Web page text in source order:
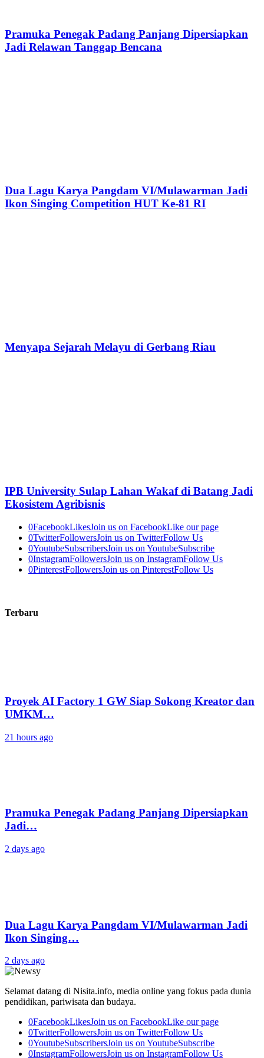
Pramuka Penegak Padang Panjang Dipersiapkan
Jadi Relawan Tanggap Bencana
Dua Lagu Karya Pangdam VI/Mulawarman Jadi
Ikon Singing Competition HUT Ke-81 RI
Menyapa Sejarah Melayu di Gerbang Riau
IPB University Sulap Lahan Wakaf di Batang Jadi
Ekosistem Agribisnis
0FacebookLikesJoin us on FacebookLike our page
0TwitterFollowersJoin us on TwitterFollow Us
0YoutubeSubscribersJoin us on YoutubeSubscribe
0InstagramFollowersJoin us on InstagramFollow Us
0PinterestFollowersJoin us on PinterestFollow Us
Terbaru
Proyek AI Factory 1 GW Siap Sokong Kreator dan
UMKM…
21 hours ago
Pramuka Penegak Padang Panjang Dipersiapkan
Jadi…
2 days ago
Dua Lagu Karya Pangdam VI/Mulawarman Jadi
Ikon Singing…
2 days ago
Selamat datang di Nisita.info, media online yang fokus pada dunia
pendidikan, pariwisata dan budaya.
0FacebookLikesJoin us on FacebookLike our page
0TwitterFollowersJoin us on TwitterFollow Us
0YoutubeSubscribersJoin us on YoutubeSubscribe
0InstagramFollowersJoin us on InstagramFollow Us